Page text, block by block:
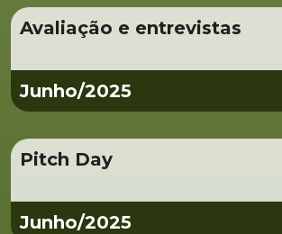
Avaliação e entrevistas
Junho/2025
Pitch Day
Junho/2025